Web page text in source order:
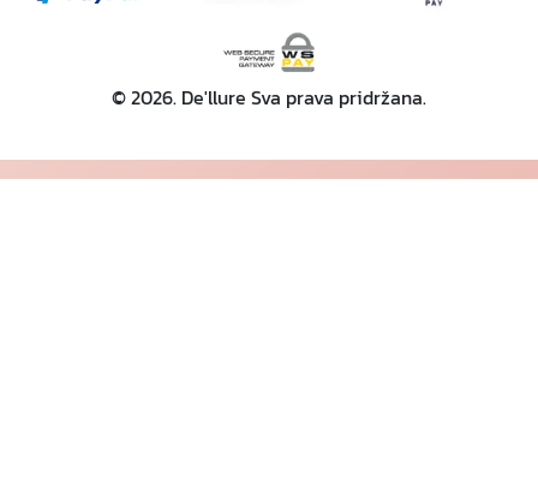
© 2026. De'llure Sva prava pridržana.